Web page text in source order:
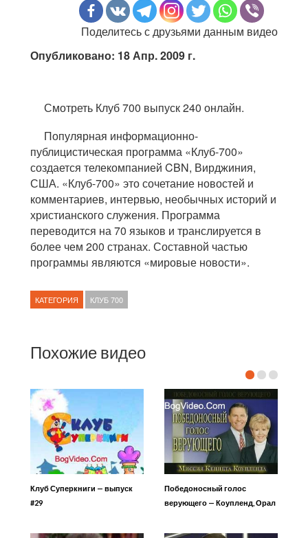
Поделитесь с друзьями данным видео
Опубликовано: 18 Апр. 2009 г.
Смотреть Клуб 700 выпуск 240 онлайн.
Популярная информационно-
публицистическая программа «Клуб-700»
создается телекомпанией CBN, Вирджиния,
США. «Клуб-700» это сочетание новостей и
комментариев, интервью, необычных историй и
христианского служения. Программа
переводится на 70 языков и транслируется в
более чем 200 странах. Составной частью
программы являются «мировые новости».
КАТЕГОРИЯ КЛУБ 700
Похожие видео
Клуб Суперкниги — выпуск
#29
Победоносный голос
верующего — Коупленд, Орал